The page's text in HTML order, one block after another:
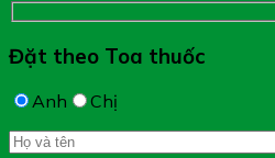
Đặt theo Toa thuốc
Anh Chị